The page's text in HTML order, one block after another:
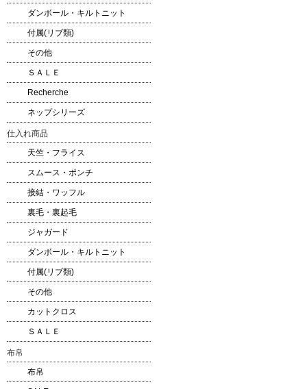
ダンボール・キルトニット
付属(リブ類)
その他
ＳＡＬＥ
Recherche
ネップシリーズ
仕入れ商品
天竺・フライス
スムース・ポンチ
接結・ワッフル
裏毛・裏起毛
ジャガード
ダンボール・キルトニット
付属(リブ類)
その他
カットクロス
ＳＡＬＥ
布帛
布帛